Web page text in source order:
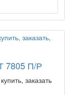
7805 П/Р
заказать